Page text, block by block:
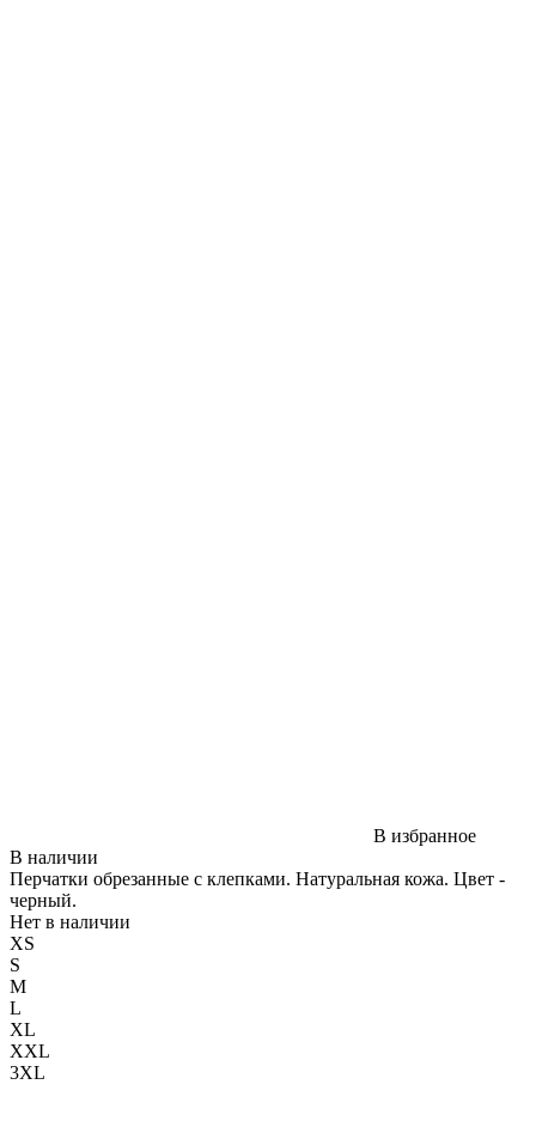
В избранное
В наличии
Перчатки обрезанные с клепками. Натуральная кожа. Цвет -
черный.
Нет в наличии
XS
S
M
L
XL
XXL
3XL